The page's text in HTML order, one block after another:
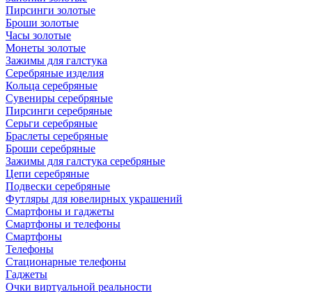
Пирсинги золотые
Броши золотые
Часы золотые
Монеты золотые
Зажимы для галстука
Серебряные изделия
Кольца серебряные
Сувениры серебряные
Пирсинги серебряные
Серьги серебряные
Браслеты серебряные
Броши серебряные
Зажимы для галстука серебряные
Цепи серебряные
Подвески серебряные
Футляры для ювелирных украшений
Смартфоны и гаджеты
Смартфоны и телефоны
Смартфоны
Телефоны
Стационарные телефоны
Гаджеты
Очки виртуальной реальности